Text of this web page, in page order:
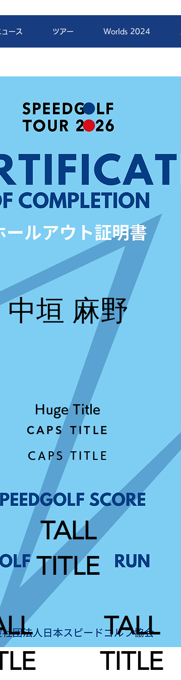
ュース ツアー Worlds 2024
CAPS TITLE
Huge Title
TALL
TITLE
TALL
TITLE
CAPS TITLE
中垣 麻野